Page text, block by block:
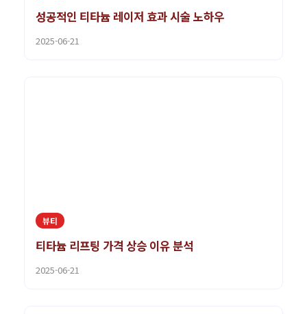
성공적인 티타늄 레이저 효과 시술 노하우
2025-06-21
뷰티
티타늄 리프팅 가격 상승 이유 분석
2025-06-21